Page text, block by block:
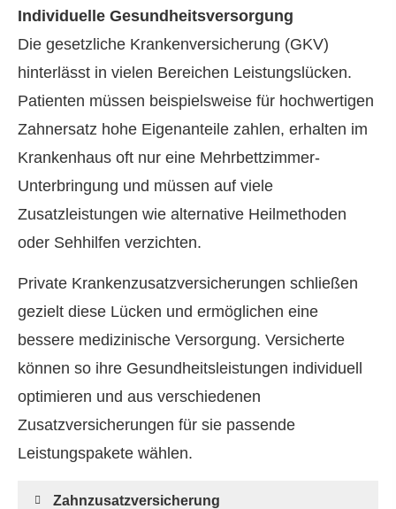
Individuelle Gesundheitsversorgung
Die gesetzliche Kranken­ver­si­che­rung (GKV)
hinterlässt in vielen Bereichen Leistungslücken.
Patienten müssen beispielsweise für hochwertigen
Zahnersatz hohe Eigenanteile zahlen, erhalten im
Krankenhaus oft nur eine Mehrbettzimmer-
Unterbringung und müssen auf viele
Zusatzleistungen wie alternative Heilmethoden
oder Sehhilfen verzichten.
Private Kranken­zusatz­ver­si­che­rungen schließen
gezielt diese Lücken und ermöglichen eine
bessere medizinische Versorgung. Versicherte
können so ihre Gesundheitsleistungen individuell
optimieren und aus verschiedenen
Zusatzversicherungen für sie passende
Leistungspakete wählen.
Zahn­zu­satz­ver­si­che­rung